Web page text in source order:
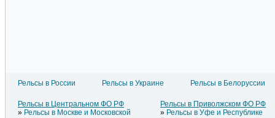
Рельсы в России Рельсы в Украине
Рельсы в Белоруссии
Рельсы в Латвии
Рельсы в Эстонии
Рельсы в Армении
Рельсы в Греции
Рельсы в Центральном ФО РФ
Рельсы в Москве и Московской
Рельсы в Приволжском ФО РФ
Рельсы в Уфе и Республике